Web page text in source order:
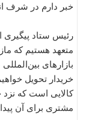
خبر دارم در شرف
رئیس ستاد پیگیری
متعهد هستیم که
بازارهای
خریدار تحویل
کالایی است که نزد
مشتری برای آن